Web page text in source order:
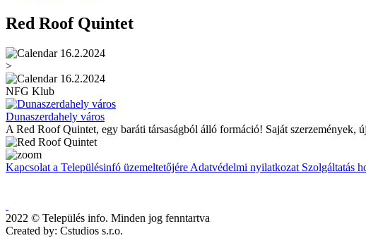
Red Roof Quintet
16.2.2024
>
16.2.2024
NFG Klub
Dunaszerdahely város
A Red Roof Quintet, egy baráti társaságból álló formáció! Saját szerzemények,
Kapcsolat a Településinfó üzemeltetőjére Adatvédelmi nyilatkozat Szolgáltatás
2022 © Település info. Minden jog fenntartva
Created by: Cstudios s.r.o.